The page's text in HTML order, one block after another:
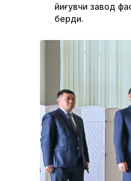
йиғувчи завод
берди.